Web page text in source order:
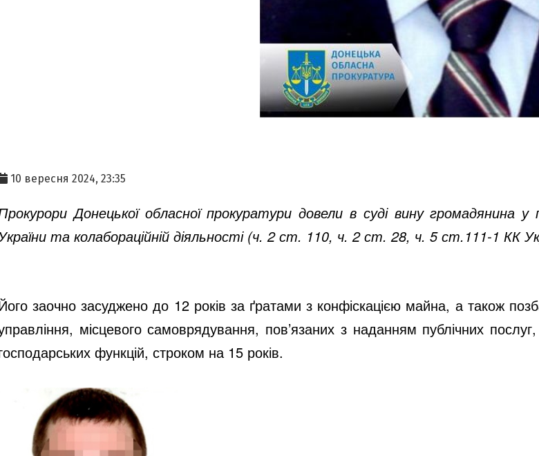
10 вересня 2024, 23:35
Донецької обласної прокуратури довели в суді вину громадянина у
та колабораційній діяльності (ч. 2 ст. 110, ч. 2 ст. 28, ч. 5 ст.111-1 КК
заочно засуджено до 12 років за ґратами з конфіскацією майна, а також
місцевого самоврядування, пов’язаних з наданням публічних
функцій, строком на 15 років.